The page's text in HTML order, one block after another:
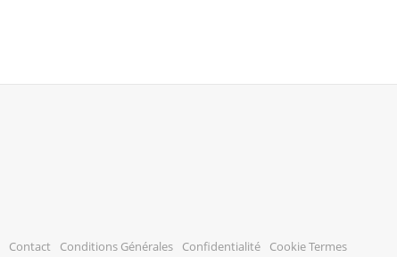
Contact Conditions Générales Confidentialité Cookie Termes